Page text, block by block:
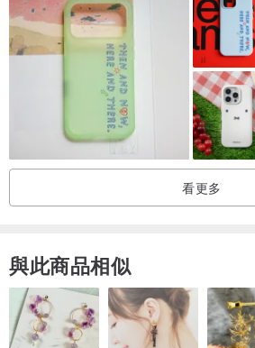
Ａ：軟殼系列商品包膜皆不影響使用哦~!
Ｑ：請問手機殼會不會掉漆？
Ａ：手機殼本身正常使用不會掉色哦!
但若使用尖銳物刮到，還是無法避免掉色的
Ｑ：請問軟殼改底色嗎?
如果不喜歡原本圖案的底色
www.pinkoi.com/product/xLhgDSZ9
Ｑ：商品跟照片完全一樣嗎?
Ａ：因為螢幕顯示器的不同，商品顏色可能
看更多
與此商品相似